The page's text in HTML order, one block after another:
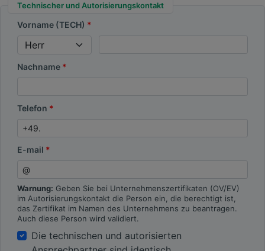
Technischer und Autorisierungskontakt
Vorname (TECH)
Nachname
Telefon
E-mail
Warnung: Geben Sie bei Unternehmenszertifikaten (OV/EV)
im Autorisierungskontakt die Person ein, die berechtigt ist,
das Zertifikat im Namen des Unternehmens zu beantragen.
Auch diese Person wird validiert.
Die technischen und autorisierten